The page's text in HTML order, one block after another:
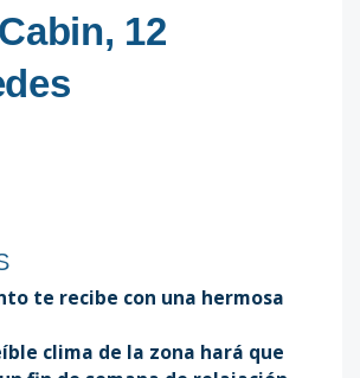
12
te recibe con una hermosa
clima de la zona hará que